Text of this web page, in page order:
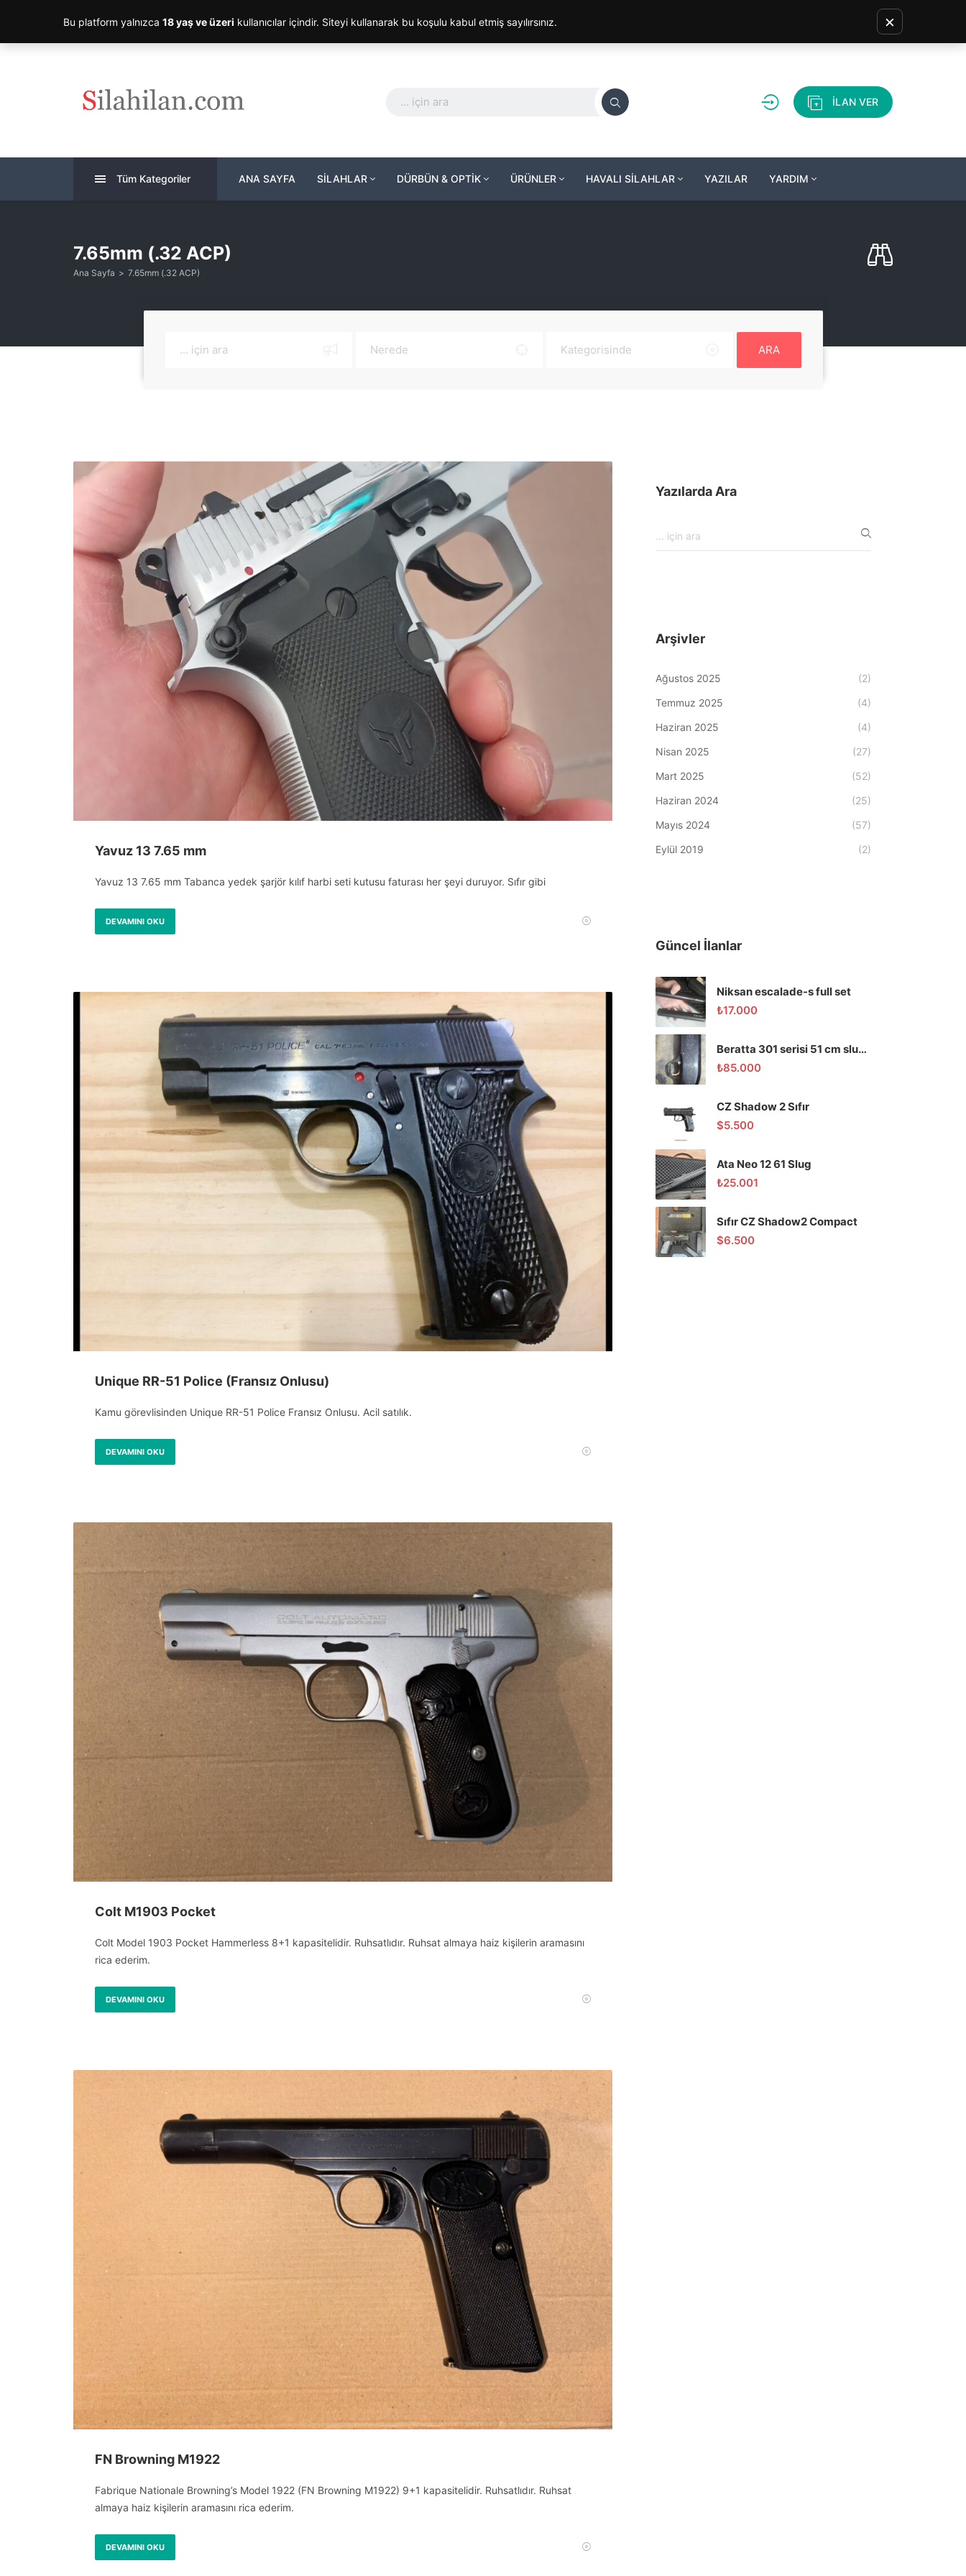
İLAN VER
Tüm Kategoriler ANA SAYFA SİLAHLAR DÜRBÜN & OPTİK ÜRÜNLER HAVALI SİLAHLAR YAZILAR YARDIM
7.65mm (.32 ACP)
Ana Sayfa 7.65mm (.32 ACP)
ARA
Yavuz 13 7.65 mm
Yavuz 13 7.65 mm Tabanca yedek şarjör kılıf harbi seti kutusu faturası her şeyi duruyor. Sıfır gibi
DEVAMINI OKU
Unique RR-51 Police (Fransız Onlusu)
Kamu görevlisinden Unique RR-51 Police Fransız Onlusu. Acil satılık.
DEVAMINI OKU
Colt M1903 Pocket
Colt Model 1903 Pocket Hammerless 8+1 kapasitelidir. Ruhsatlıdır. Ruhsat almaya haiz kişilerin aramasını
rica ederim.
DEVAMINI OKU
FN Browning M1922
Fabrique Nationale Browning’s Model 1922 (FN Browning M1922) 9+1 kapasitelidir. Ruhsatlıdır. Ruhsat
almaya haiz kişilerin aramasını rica ederim.
DEVAMINI OKU
Yazılarda Ara
Arşivler
Ağustos 2025
(2)
Temmuz 2025
(4)
Haziran 2025
(4)
Nisan 2025
(27)
Mart 2025
(52)
Haziran 2024
(25)
Mayıs 2024
(57)
Eylül 2019
(2)
Güncel İlanlar
Niksan escalade-s full set
₺17.000
Beratta 301 serisi 51 cm slug domuz tüfeği
₺85.000
CZ Shadow 2 Sıfır
$5.500
Ata Neo 12 61 Slug
₺25.001
Sıfır CZ Shadow2 Compact
$6.500
Bu platform yalnızca 18 yaş ve üzeri kullanıcılar içindir. Siteyi kullanarak bu koşulu kabul etmiş sayılırsınız. ×